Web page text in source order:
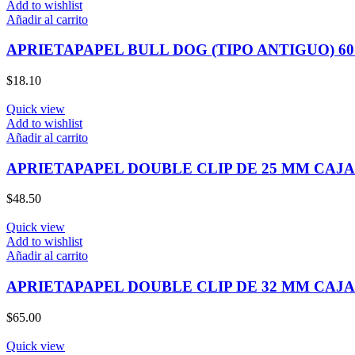
Add to wishlist
Añadir al carrito
APRIETAPAPEL BULL DOG (TIPO ANTIGUO)
$18.10
Quick view
Add to wishlist
Añadir al carrito
APRIETAPAPEL DOUBLE CLIP DE 25 MM CAJA
$48.50
Quick view
Add to wishlist
Añadir al carrito
APRIETAPAPEL DOUBLE CLIP DE 32 MM CAJA
$65.00
Quick view